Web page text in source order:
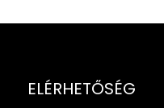
ELÉRHETŐSÉG